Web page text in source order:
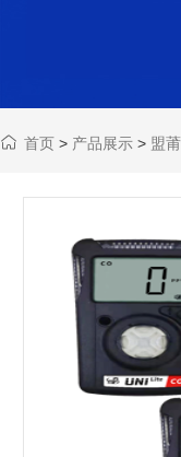
首页 > 产品展示 > 盟